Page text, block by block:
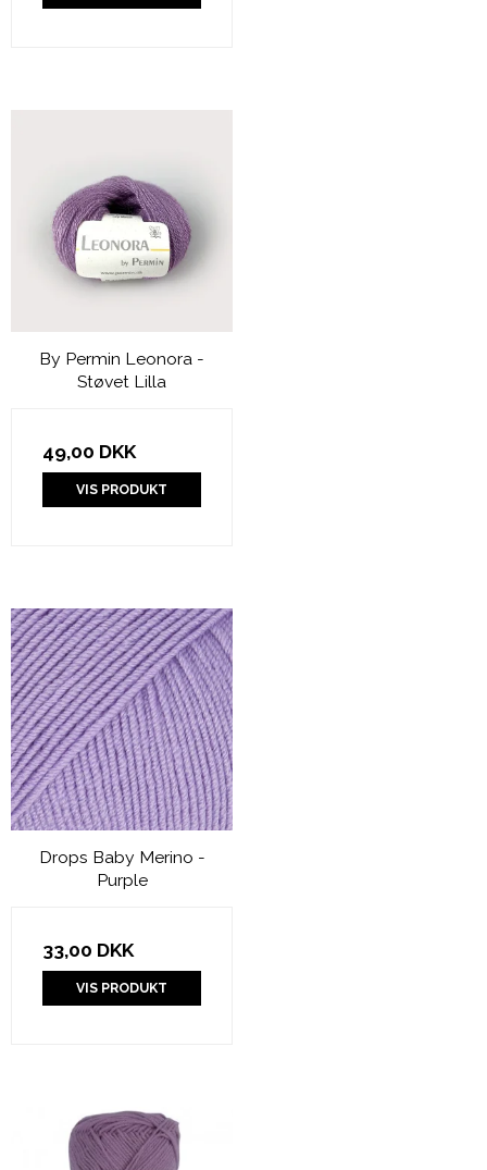
By Permin Leonora -
Støvet Lilla
49,00 DKK
VIS PRODUKT
Drops Baby Merino -
Purple
33,00 DKK
VIS PRODUKT